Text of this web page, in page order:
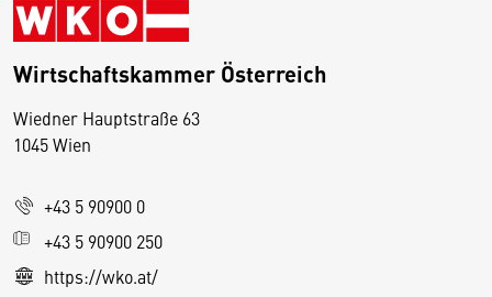
Wirtschaftskammer Österreich
Wiedner Hauptstraße 63
1045 Wien
+43 5 90900 0
+43 5 90900 250
https://wko.at/
D
s
e
S